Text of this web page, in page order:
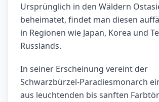
Ursprünglich in den Wäldern
beheimatet, findet man diesen
in Regionen wie Japan, Korea und
Russlands.
In seiner Erscheinung vereint der
Schwarzbürzel-Paradiesmonarch
aus leuchtenden bis sanften